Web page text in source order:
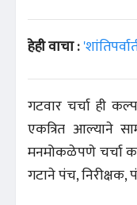
हेही वाचा :
गटवार चर्चा ही
एकत्रित आल्याने
मनमोकळेपणे चर्चा
गटाने पंच, निरीक्षक,